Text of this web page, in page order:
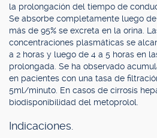
la prolongación del tiempo de
Se absorbe completamente luego
más de 95% se excreta en la orina.
concentraciones plasmáticas se
a 2 horas y luego de 4 a 5 horas en
prolongada. Se ha observado
en pacientes con una tasa de
5ml/minuto. En casos de cirrosis
biodisponibilidad del metoprolol.
Indicaciones.